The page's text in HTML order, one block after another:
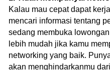
Kalau mau cepat dapat
mencari informasi tentang
sedang membuka
lebih mudah jika kamu
networking yang baik.
akan menghindarkanmu